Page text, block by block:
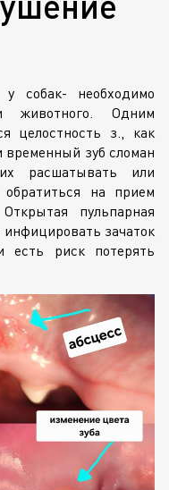
собак- необходимо
животного. Одним
целостность з., как
зуб сломан
расшатывать или
обратиться на прием
пульпарная
зачаток
есть риск потерять